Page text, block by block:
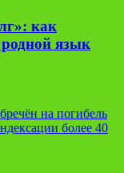
как
язык
на погибель
более 40